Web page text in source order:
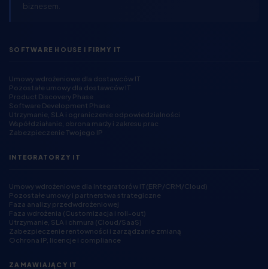
biznesem.
SOFTWARE HOUSE I FIRMY IT
Umowy wdrożeniowe dla dostawców IT
Pozostałe umowy dla dostawców IT
Product Discovery Phase
Software Development Phase
Utrzymanie, SLA i ograniczenie odpowiedzialności
Współdziałanie, obrona marży i zakresu prac
Zabezpieczenie Twojego IP
INTEGRATORZY IT
Umowy wdrożeniowe dla Integratorów IT (ERP/CRM/Cloud)
Pozostałe umowy i partnerstwa strategiczne
Faza analizy przedwdrożeniowej
Faza wdrożenia (Customizacja i roll-out)
Utrzymanie, SLA i chmura (Cloud/SaaS)
Zabezpieczenie rentowności i zarządzanie zmianą
Ochrona IP, licencje i compliance
ZAMAWIAJĄCY IT